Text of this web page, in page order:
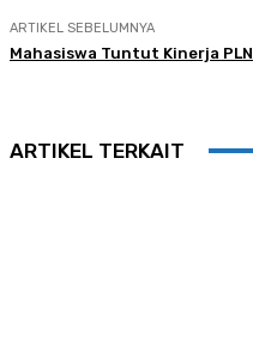
ARTIKEL SEBELUMNYA
Mahasiswa Tuntut Kinerja PLN
ARTIKEL TERKAIT